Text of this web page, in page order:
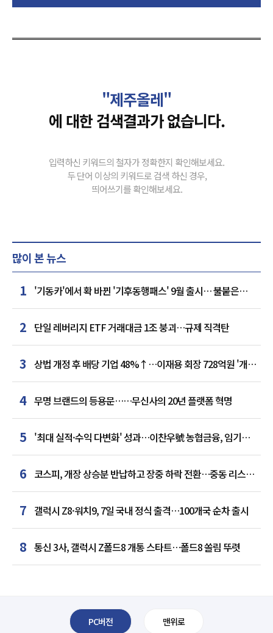
"제주올레"
에 대한 검색결과가 없습니다.
입력하신 키워드의 철자가 정확한지 확인해보세요.
두 단어 이상의 키워드로 검색 하신 경우,
띄어쓰기를 확인해보세요.
많이 본 뉴스
1 '기동카'에서 확 바뀐 '기후동행패스' 9월 출시… 불붙은
카드사 경쟁
2 단일 레버리지 ETF 거래대금 1조 붕괴…규제 직격탄
3
상법 개정 후 배당 기업 48%↑…이재용 회장 728억원 '개인
최다'
4 무명 브랜드의 등용문……무신사의 20년 플랫폼 혁명
5 '최대 실적·수익 다변화' 성과…이찬우號 농협금융, 임기
말년 성장 박차
6 코스피, 개장 상승분 반납하고 장중 하락 전환…중동 리스크·
美 경계감
7 갤럭시 Z8·워치9, 7일 국내 정식 출격…100개국 순차 출시
8 통신 3사, 갤럭시 Z폴드8 개통 스타트…폴드8 쏠림 뚜렷
PC버전 맨위로